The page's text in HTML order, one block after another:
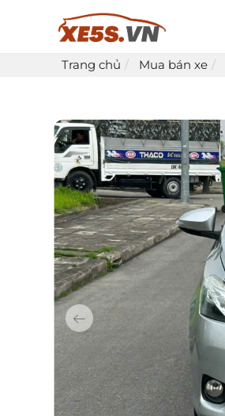
Trang chủ Mua bán xe
Previous